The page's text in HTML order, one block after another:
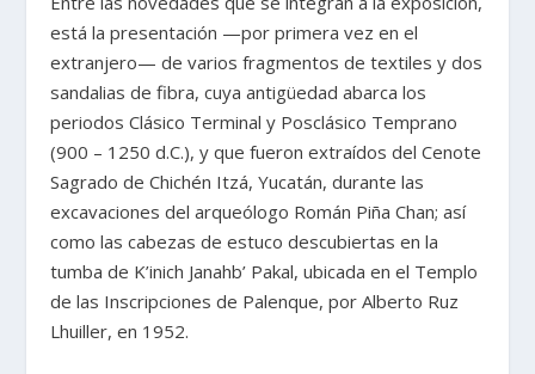
está la presentación —por primera vez en el
extranjero— de varios fragmentos de textiles y dos
sandalias de fibra, cuya antigüedad abarca los
periodos Clásico Terminal y Posclásico Temprano
(900 – 1250 d.C.), y que fueron extraídos del Cenote
Sagrado de Chichén Itzá, Yucatán, durante las
excavaciones del arqueólogo Román Piña Chan; así
como las cabezas de estuco descubiertas en la
tumba de K’inich Janahb’ Pakal, ubicada en el Templo
de las Inscripciones de Palenque, por Alberto Ruz
Lhuiller, en 1952.